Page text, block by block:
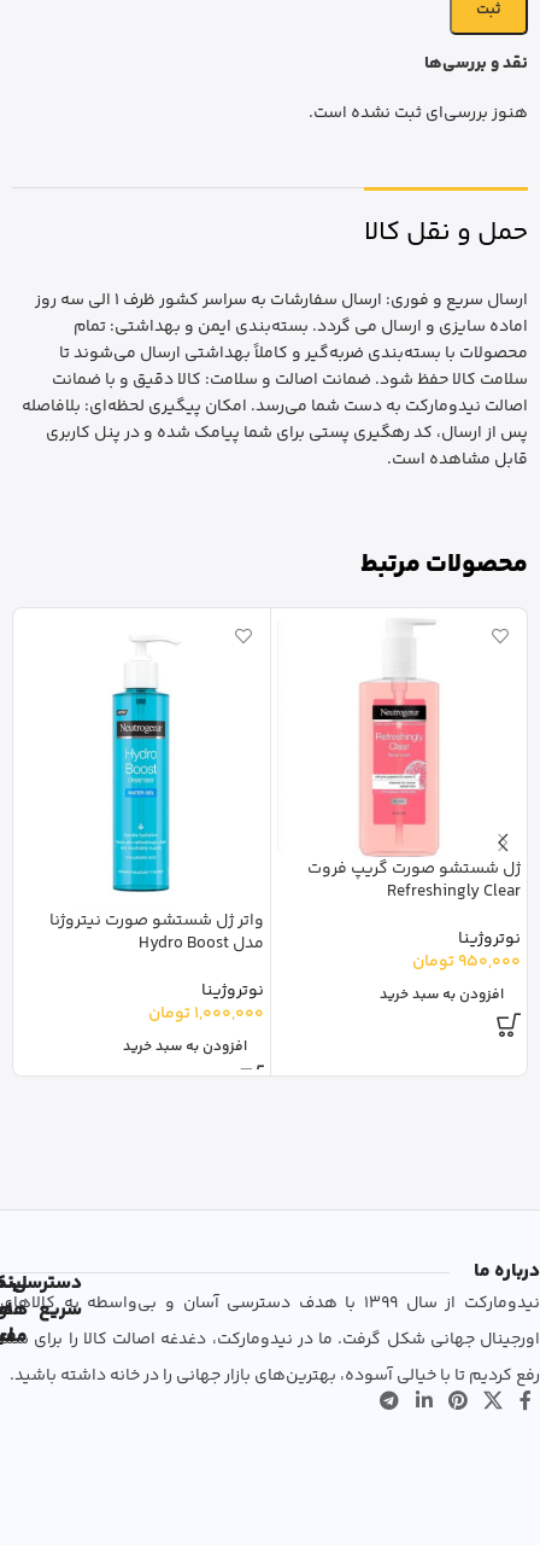
نقد و بررسی‌ها
هنوز بررسی‌ای ثبت نشده است.
حمل و نقل کالا
ارسال سریع و فوری: ارسال سفارشات به سراسر کشور ظرف 1 الی سه روز
اماده سایزی و ارسال می گردد. بسته‌بندی ایمن و بهداشتی: تمام
محصولات با بسته‌بندی ضربه‌گیر و کاملاً بهداشتی ارسال می‌شوند تا
سلامت کالا حفظ شود. ضمانت اصالت و سلامت: کالا دقیق و با ضمانت
اصالت نیدومارکت به دست شما می‌رسد. امکان پیگیری لحظه‌ای: بلافاصله
پس از ارسال، کد رهگیری پستی برای شما پیامک شده و در پنل کاربری
قابل مشاهده است.
محصولات مرتبط
ژل شستشو صورت گریپ فروت
Refreshingly Clear
نوتروژینا
950,000تومان
افزودن به سبد خرید
واتر ژل شستشو صورت نیتروژنا
مدل Hydro Boost
نوتروژینا
1,000,000تومان
افزودن به سبد خرید
درباره ما
نیدومارکت از سال 1399 با هدف دسترسی آسان و بی‌واسطه به کالاهای
اورجینال جهانی شکل گرفت. ما در نیدومارکت، دغدغه اصالت کالا را برای شما
رفع کردیم تا با خیالی آسوده، بهترین‌های بازار جهانی را در خانه داشته باشید.
دسترسی
سریع